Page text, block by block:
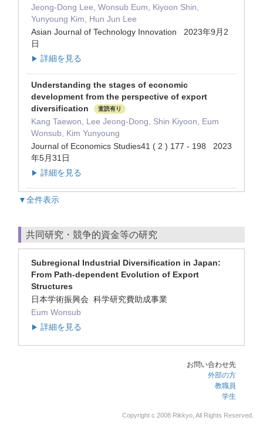
Jeong-Dong Lee, Wonsub Eum, Kiyoon Shin,
Yunyoung Kim, Hun Jun Lee
Asian Journal of Technology Innovation 2023年9月2
日
▶ 詳細を見る
Understanding the stages of economic
development from the perspective of export
diversification
査読有り
Kang Taewon, Lee Jeong-Dong, Shin Kiyoon, Eum
Wonsub, Kim Yunyoung
Journal of Economics Studies41 ( 2 ) 177 - 198 2023
年5月31日
▶ 詳細を見る
▼全件表示
共同研究・競争的資金等の研究
Subregional Industrial Diversification in Japan:
From Path-dependent Evolution of Export
Structures
日本学術振興会 科学研究費助成事業
Eum Wonsub
▶ 詳細を見る
お問い合わせ先
外部の方
教職員
学生
Copyright c 2008 Rikkyo, All Rights Reserved.